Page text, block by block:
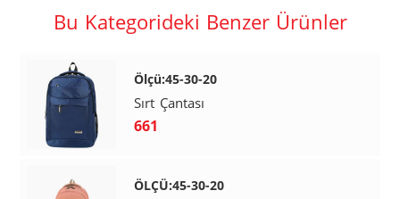
Bu Kategorideki Benzer Ürünler
Ölçü:45-30-20
Sırt Çantası
661
ÖLÇÜ:45-30-20